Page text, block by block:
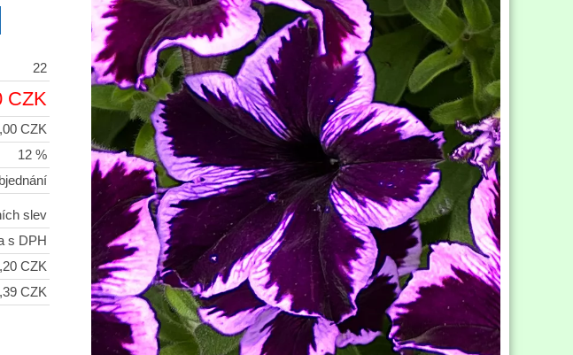
22
CZK
CZK
12 %
slev
s DPH
CZK
CZK